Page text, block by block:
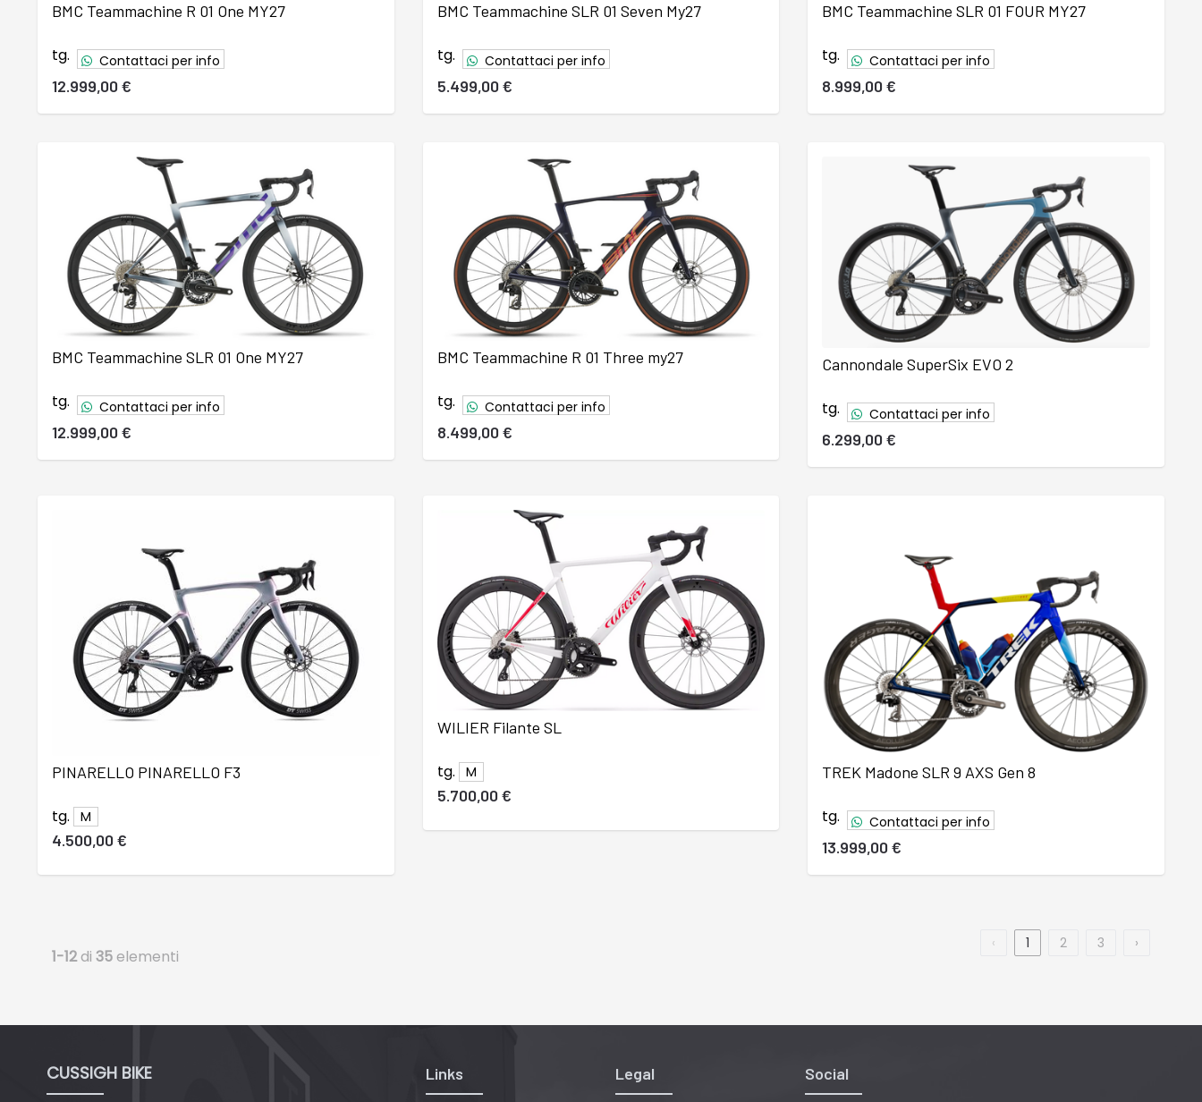
BMC Teammachine R 01 One MY27
tg. Contattaci per info
12.999,00 €
BMC Teammachine SLR 01 Seven My27
tg. Contattaci per info
5.499,00 €
BMC Teammachine SLR 01 FOUR MY27
tg. Contattaci per info
8.999,00 €
BMC Teammachine SLR 01 One MY27
tg. Contattaci per info
12.999,00 €
BMC Teammachine R 01 Three my27
tg. Contattaci per info
8.499,00 €
Cannondale SuperSix EVO 2
tg. Contattaci per info
6.299,00 €
PINARELLO PINARELLO F3
tg. M
4.500,00 €
WILIER Filante SL
tg. M
5.700,00 €
TREK Madone SLR 9 AXS Gen 8
tg. Contattaci per info
13.999,00 €
1-12di 35elementi
‹ 1 2 3 ›
CUSSIGH BIKE Links Legal Social